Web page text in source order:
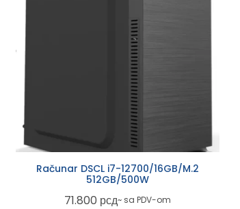
Računar DSCL i7-12700/16GB/M.2
512GB/500W
71.800 рсд~ sa PDV-om